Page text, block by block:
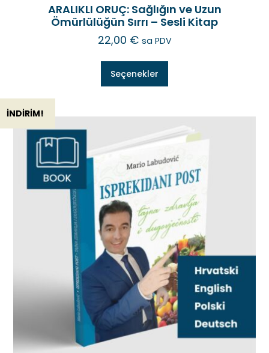
ARALIKLI ORUÇ: Sağlığın ve Uzun
Ömürlülüğün Sırrı – Sesli Kitap
22,00 € sa PDV
Seçenekler
İNDIRIM!